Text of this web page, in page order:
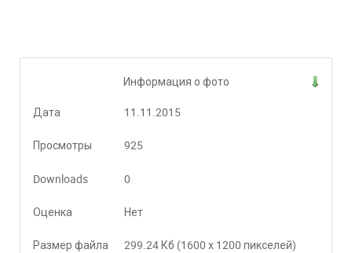
Информация о фото
Дата 11.11.2015
Просмотры 925
Downloads 0
Оценка Нет
Размер файла 299.24 Кб (1600 x 1200 пикселей)